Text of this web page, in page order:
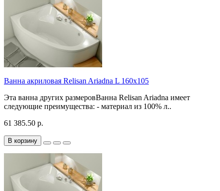
Ванна акриловая Relisan Ariadna L 160x105
Эта ванна других размеровВанна Relisan Ariadna имеет
следующие преимущества: - материал из 100% л..
61 385.50 р.
В корзину